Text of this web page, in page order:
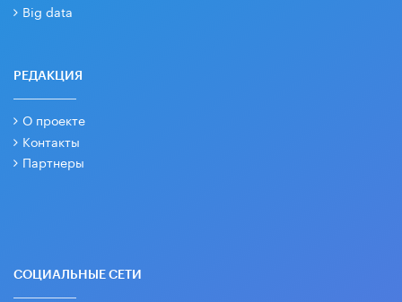
Big data
РЕДАКЦИЯ
О проекте
Контакты
Партнеры
СОЦИАЛЬНЫЕ СЕТИ